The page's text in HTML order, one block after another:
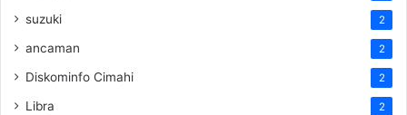
suzuki 2
ancaman 2
Diskominfo Cimahi 2
Libra 2